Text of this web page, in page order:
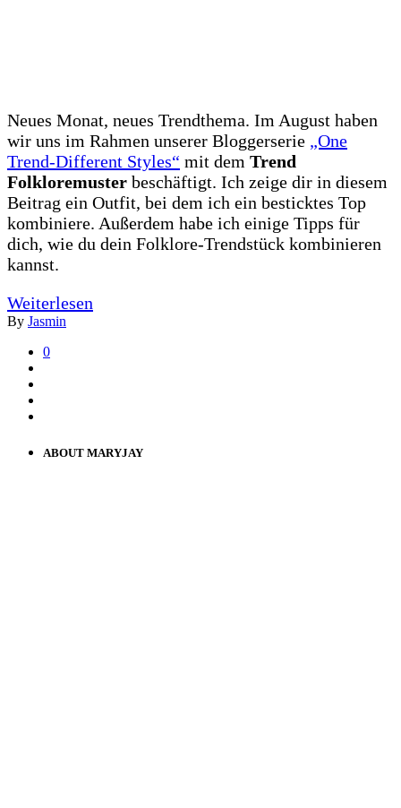
Neues Monat, neues Trendthema. Im August haben
wir uns im Rahmen unserer Bloggerserie „One
Trend-Different Styles“ mit dem Trend
Folkloremuster beschäftigt. Ich zeige dir in diesem
Beitrag ein Outfit, bei dem ich ein besticktes Top
kombiniere. Außerdem habe ich einige Tipps für
dich, wie du dein Folklore-Trendstück kombinieren
kannst.
Weiterlesen
By Jasmin
0
ABOUT MARYJAY